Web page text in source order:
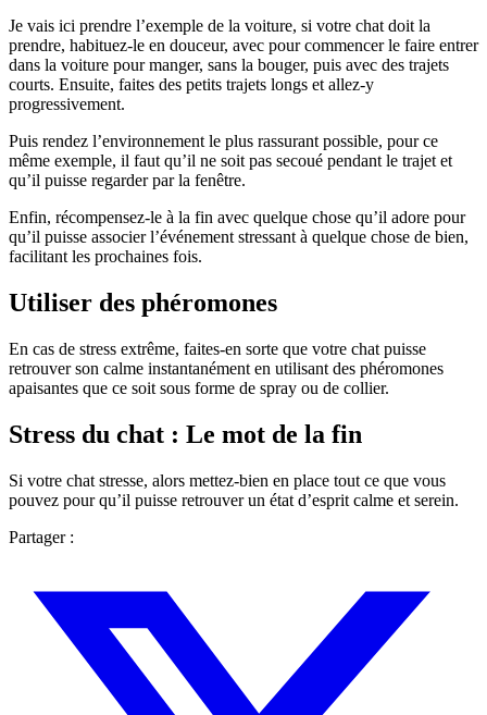
Je vais ici prendre l’exemple de la voiture, si votre chat doit la
prendre, habituez-le en douceur, avec pour commencer le faire entrer
dans la voiture pour manger, sans la bouger, puis avec des trajets
courts. Ensuite, faites des petits trajets longs et allez-y
progressivement.
Puis rendez l’environnement le plus rassurant possible, pour ce
même exemple, il faut qu’il ne soit pas secoué pendant le trajet et
qu’il puisse regarder par la fenêtre.
Enfin, récompensez-le à la fin avec quelque chose qu’il adore pour
qu’il puisse associer l’événement stressant à quelque chose de bien,
facilitant les prochaines fois.
Utiliser des phéromones
En cas de stress extrême, faites-en sorte que votre chat puisse
retrouver son calme instantanément en utilisant des phéromones
apaisantes que ce soit sous forme de spray ou de collier.
Stress du chat : Le mot de la fin
Si votre chat stresse, alors mettez-bien en place tout ce que vous
pouvez pour qu’il puisse retrouver un état d’esprit calme et serein.
Partager :